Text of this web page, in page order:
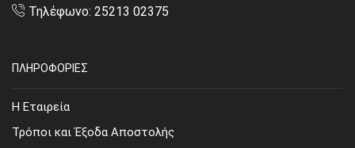
Τηλέφωνο: 25213 02375
ΠΛΗΡΟΦΟΡΙΕΣ
Η Εταιρεία
Τρόποι και Έξοδα Αποστολής